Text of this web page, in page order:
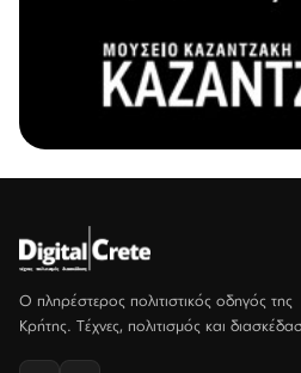
Ο πληρέστερος πολιτιστικός οδηγός της
Κρήτης. Τέχνες, πολιτισμός και